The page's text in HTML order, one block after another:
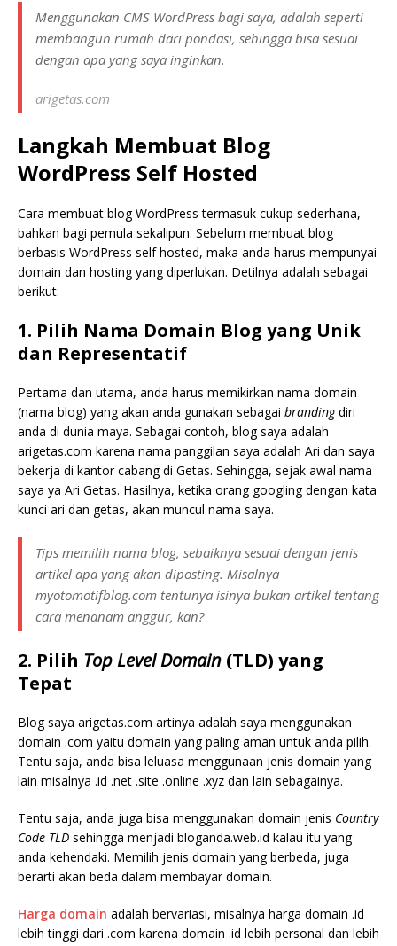
Menggunakan CMS WordPress bagi saya, adalah seperti
membangun rumah dari pondasi, sehingga bisa sesuai
dengan apa yang saya inginkan.
arigetas.com
Langkah Membuat Blog
WordPress Self Hosted
Cara membuat blog WordPress termasuk cukup sederhana,
bahkan bagi pemula sekalipun. Sebelum membuat blog
berbasis WordPress self hosted, maka anda harus mempunyai
domain dan hosting yang diperlukan. Detilnya adalah sebagai
berikut:
1. Pilih Nama Domain Blog yang Unik
dan Representatif
Pertama dan utama, anda harus memikirkan nama domain
(nama blog) yang akan anda gunakan sebagai brandingdiri
anda di dunia maya. Sebagai contoh, blog saya adalah
arigetas.com karena nama panggilan saya adalah Ari dan saya
bekerja di kantor cabang di Getas. Sehingga, sejak awal nama
saya ya Ari Getas. Hasilnya, ketika orang googling dengan kata
kunci ari dan getas, akan muncul nama saya.
Tips memilih nama blog, sebaiknya sesuai dengan jenis
artikel apa yang akan diposting. Misalnya
myotomotifblog.com tentunya isinya bukan artikel tentang
cara menanam anggur, kan?
2. Pilih Top Level Domain (TLD) yang
Tepat
Blog saya arigetas.com artinya adalah saya menggunakan
domain .com yaitu domain yang paling aman untuk anda pilih.
Tentu saja, anda bisa leluasa menggunaan jenis domain yang
lain misalnya .id .net .site .online .xyz dan lain sebagainya.
Tentu saja, anda juga bisa menggunakan domain jenis Country
Code TLD sehingga menjadi bloganda.web.id kalau itu yang
anda kehendaki. Memilih jenis domain yang berbeda, juga
berarti akan beda dalam membayar domain.
Harga domain adalah bervariasi, misalnya harga domain .id
lebih tinggi dari .com karena domain .id lebih personal dan lebih